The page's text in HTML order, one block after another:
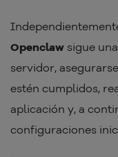
Openclaw sigue una
servidor,
estén cumplidos,
aplicación y, a
configuraciones